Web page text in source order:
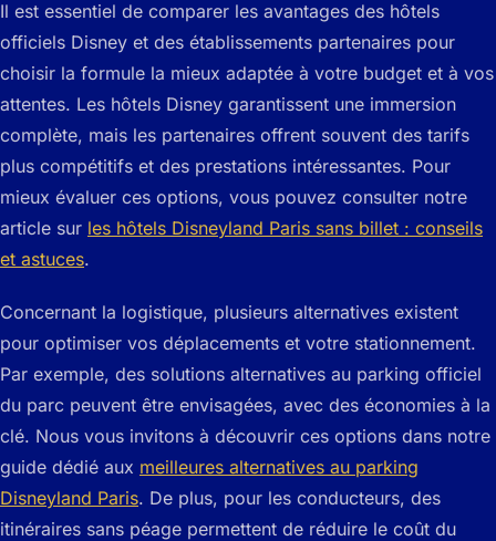
Il est essentiel de comparer les avantages des hôtels
officiels Disney et des établissements partenaires pour
choisir la formule la mieux adaptée à votre budget et à vos
attentes. Les hôtels Disney garantissent une immersion
complète, mais les partenaires offrent souvent des tarifs
plus compétitifs et des prestations intéressantes. Pour
mieux évaluer ces options, vous pouvez consulter notre
article sur les hôtels Disneyland Paris sans billet : conseils
et astuces.
Concernant la logistique, plusieurs alternatives existent
pour optimiser vos déplacements et votre stationnement.
Par exemple, des solutions alternatives au parking officiel
du parc peuvent être envisagées, avec des économies à la
clé. Nous vous invitons à découvrir ces options dans notre
guide dédié aux meilleures alternatives au parking
Disneyland Paris. De plus, pour les conducteurs, des
itinéraires sans péage permettent de réduire le coût du